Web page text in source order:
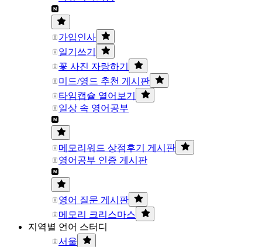
가입인사
일기쓰기
꽃 사진 자랑하기
미드/영드 추천 게시판
타임캡슐 열어보기
일상 속 영어공부
메모리워드 상점후기 게시판
영어공부 인증 게시판
영어 질문 게시판
메모리 크리스마스
지역별 언어 스터디
서울